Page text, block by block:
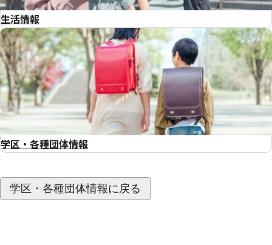
生活情報
学区・各種団体情報
学区・各種団体情報に戻る